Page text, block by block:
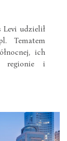
udzielił
Tematem
ich
regionie i